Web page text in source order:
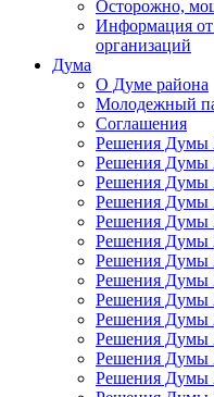
Осторожно,
Информация от
организаций
Дума
О Думе района
Молодежный
Соглашения
Решения Думы
Решения Думы
Решения Думы
Решения Думы
Решения Думы
Решения Думы
Решения Думы
Решения Думы
Решения Думы
Решения Думы
Решения Думы
Решения Думы
Решения Думы